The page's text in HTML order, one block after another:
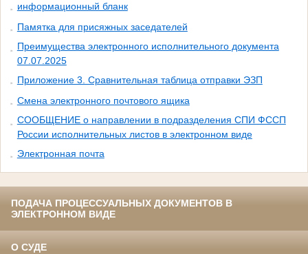
информационный бланк
Памятка для присяжных заседателей
Преимущества электронного исполнительного документа
07.07.2025
Приложение 3. Сравнительная таблица отправки ЭЗП
Смена электронного почтового ящика
СООБЩЕНИЕ о направлении в подразделения СПИ ФССП
России исполнительных листов в электронном виде
Электронная почта
ПОДАЧА ПРОЦЕССУАЛЬНЫХ ДОКУМЕНТОВ В
ЭЛЕКТРОННОМ ВИДЕ
О СУДЕ